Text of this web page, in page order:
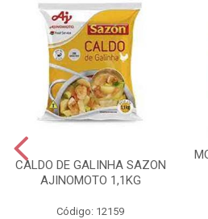
CALDO DE GALINHA SAZON
AJINOMOTO 1,1KG
Código: 12159